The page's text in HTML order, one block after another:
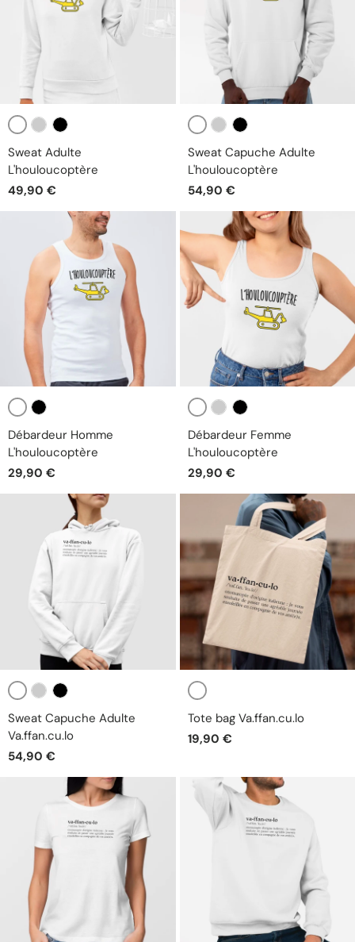
Blanc
Sweat Adulte
L'houloucoptère
49,90 €
Blanc
Sweat Capuche Adulte
L'houloucoptère
54,90 €
Blanc
Débardeur Homme
L'houloucoptère
29,90 €
Blanc
Débardeur Femme
L'houloucoptère
29,90 €
Blanc
Sweat Capuche Adulte
Va.ffan.cu.lo
54,90 €
Blanc
Tote bag Va.ffan.cu.lo
19,90 €